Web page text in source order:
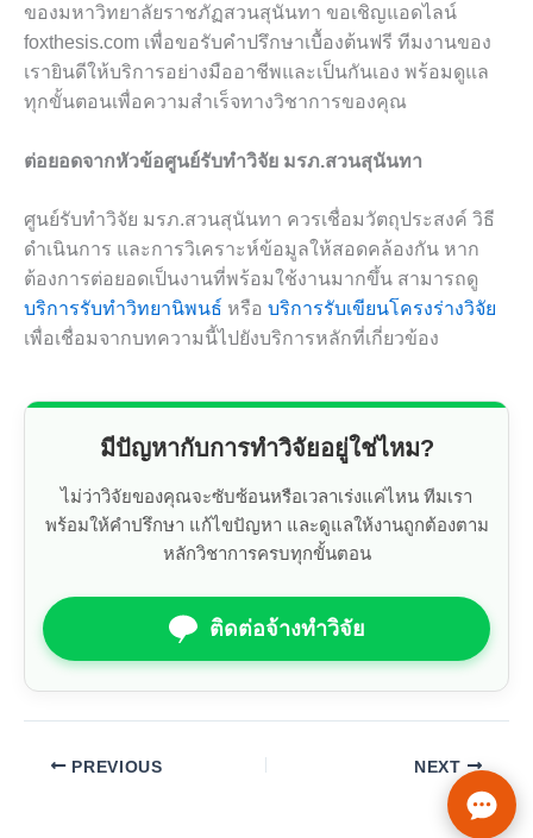
ของมหาวิทยาลัยราชภัฏสวนสุนันทา ขอเชิญแอดไลน์
foxthesis.com เพื่อขอรับคำปรึกษาเบื้องต้นฟรี ทีมงานของ
เรายินดีให้บริการอย่างมืออาชีพและเป็นกันเอง พร้อมดูแล
ทุกขั้นตอนเพื่อความสำเร็จทางวิชาการของคุณ
ต่อยอดจากหัวข้อศูนย์รับทำวิจัย มรภ.สวนสุนันทา
ศูนย์รับทำวิจัย มรภ.สวนสุนันทา ควรเชื่อมวัตถุประสงค์ วิธี
ดำเนินการ และการวิเคราะห์ข้อมูลให้สอดคล้องกัน หาก
ต้องการต่อยอดเป็นงานที่พร้อมใช้งานมากขึ้น สามารถดู
บริการรับทำวิทยานิพนธ์ หรือ บริการรับเขียนโครงร่างวิจัย
เพื่อเชื่อมจากบทความนี้ไปยังบริการหลักที่เกี่ยวข้อง
มีปัญหากับการทำวิจัยอยู่ใช่ไหม?
ไม่ว่าวิจัยของคุณจะซับซ้อนหรือเวลาเร่งแค่ไหน ทีมเรา
พร้อมให้คำปรึกษา แก้ไขปัญหา และดูแลให้งานถูกต้องตาม
หลักวิชาการครบทุกขั้นตอน
ติดต่อจ้างทำวิจัย
PREVIOUS NEXT